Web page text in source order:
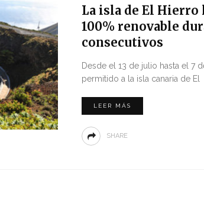
La isla de El Hierro
100% renovable
consecutivos
Desde el 13 de julio hasta el 7
permitido a la isla canaria de El
LEER MÁS
SHARE